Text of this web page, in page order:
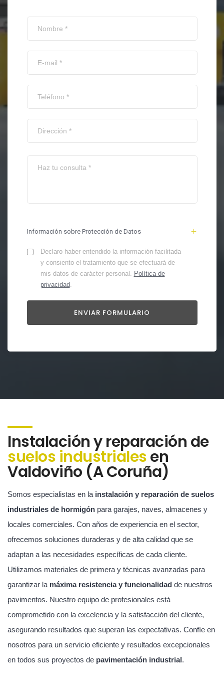
Información sobre Protección de Datos
Declaro haber entendido la información facilitada
y consiento el tratamiento que se efectuará de
mis datos de carácter personal. Política de
privacidad.
Instalación y reparación de
suelos industrialesen
Valdoviño (A Coruña)
Somos especialistas en la instalación y reparación de suelos
industriales de hormigón para garajes, naves, almacenes y
locales comerciales. Con años de experiencia en el sector,
ofrecemos soluciones duraderas y de alta calidad que se
adaptan a las necesidades específicas de cada cliente.
Utilizamos materiales de primera y técnicas avanzadas para
garantizar la máxima resistencia y funcionalidad de nuestros
pavimentos. Nuestro equipo de profesionales está
comprometido con la excelencia y la satisfacción del cliente,
asegurando resultados que superan las expectativas. Confíe en
nosotros para un servicio eficiente y resultados excepcionales
en todos sus proyectos de pavimentación industrial.